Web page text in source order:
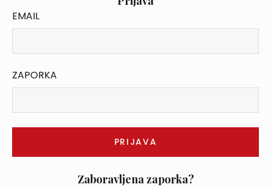
EMAIL
ZAPORKA
Zaboravljena zaporka?